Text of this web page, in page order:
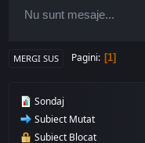
Nu sunt mesaje...
MERGI SUS Pagini 1
Sondaj
Subiect Mutat
Subiect Blocat